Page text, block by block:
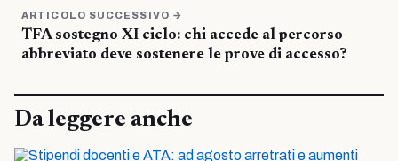
ARTICOLO SUCCESSIVO →
TFA sostegno XI ciclo: chi accede al percorso
abbreviato deve sostenere le prove di accesso?
Da leggere anche